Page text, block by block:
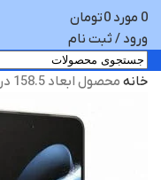
0 مورد 0تومان
ورود / ثبت نام
خانه محصول ابعاد 158.5 در 76.7 در 11.9 میلی‌متر